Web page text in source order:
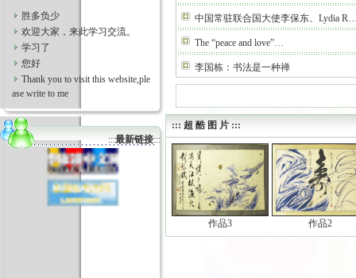
胜多负少
欢迎大家，来此学习交流。
学习了
您好
Thank you to visit this website,ple
ase write to me
:::最新链接:::
中国常驻联合国大使李保东、Lydia
The “peace and love”…
李国栋：书法是一种禅
::: 超 酷 图 片 :::
作品3 作品2